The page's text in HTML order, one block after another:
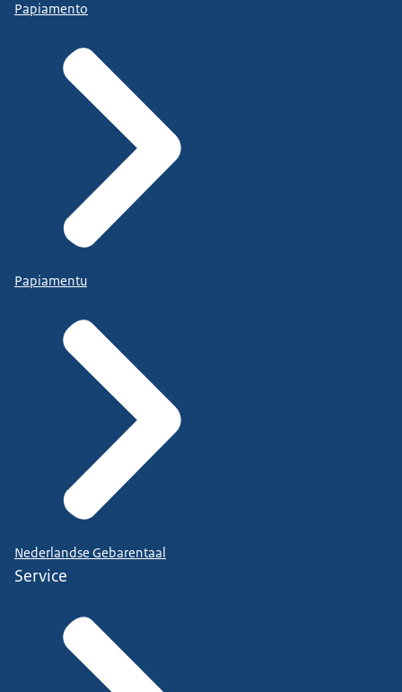
Papiamento
Papiamentu
Nederlandse Gebarentaal
Service